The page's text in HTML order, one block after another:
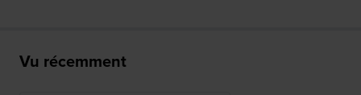
Vu récemment